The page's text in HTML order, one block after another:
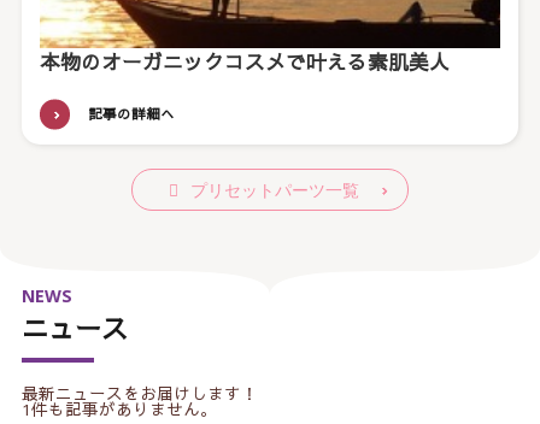
本物のオーガニックコスメで叶える素肌美人
記事の詳細へ
プリセットパーツ一覧
ニュース
NEWS
最新ニュースをお届けします！
1件も記事がありません。